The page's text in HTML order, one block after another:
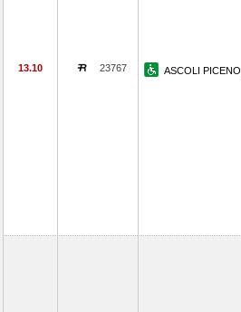
13.10 23767 ASCOLI PICENO